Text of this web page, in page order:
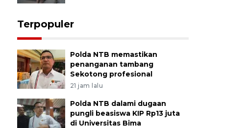
Terpopuler
Polda NTB memastikan
penanganan tambang
Sekotong profesional
21 jam lalu
Polda NTB dalami dugaan
pungli beasiswa KIP Rp13 juta
di Universitas Bima